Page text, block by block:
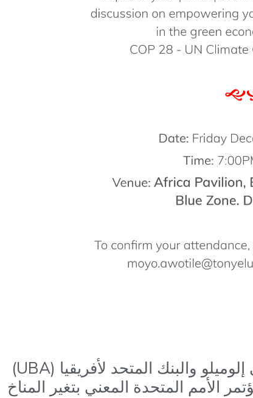
من المقرر أن تستضيف مؤسسة توني إلوميلو والبنك المتحد لأفريقيا (UBA)
الأمم المتحدة المعني بتغير المناخ